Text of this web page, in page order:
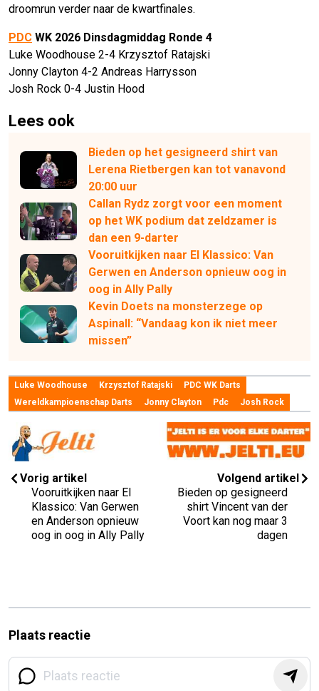
droomrun verder naar de kwartfinales.
PDC WK 2026 Dinsdagmiddag Ronde 4
Luke Woodhouse 2-4 Krzysztof Ratajski
Jonny Clayton 4-2 Andreas Harrysson
Josh Rock 0-4 Justin Hood
Lees ook
Bieden op het gesigneerd shirt van
Lerena Rietbergen kan tot vanavond
20:00 uur
Callan Rydz zorgt voor een moment
op het WK podium dat zeldzamer is
dan een 9-darter
Vooruitkijken naar El Klassico: Van
Gerwen en Anderson opnieuw oog in
oog in Ally Pally
Kevin Doets na monsterzege op
Aspinall: “Vandaag kon ik niet meer
missen”
Luke Woodhouse Krzysztof Ratajski
PDC WK Darts
Wereldkampioenschap Darts
Jonny Clayton Pdc Josh Rock
Vorig artikel
Vooruitkijken naar El
Klassico: Van Gerwen
en Anderson opnieuw
oog in oog in Ally Pally
Volgend artikel
Bieden op gesigneerd
shirt Vincent van der
Voort kan nog maar 3
dagen
Plaats reactie